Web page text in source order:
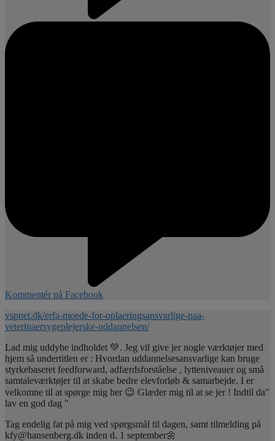
Kommentér på Facebook
vspnet.dk/erfa-moede-for-oplaeringsansvarlige-paa-
veterinaersygeplejerske-uddannelsen/
Lad mig uddybe indholdet 💚. Jeg vil give jer nogle værktøjer med
hjem så undertitlen er : Hvordan uddannelsesansvarlige kan bruge
styrkebaseret feedforward, adfærdsforståelse , lytteniveauer og små
samtaleværktøjer til at skabe bedre elevforløb & samarbejde. I er
velkomne til at spørge mig her 😉 Glæder mig til at se jer ! Indtil da"
lav en god dag "
Tag endelig fat på mig ved spørgsmål til dagen, samt tilmelding på
kfy@hansenberg.dk inden d. 1 september🌼